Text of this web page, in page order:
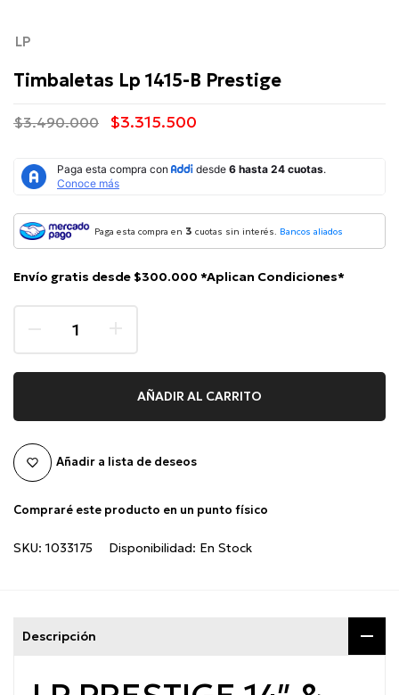
LP
Timbaletas Lp 1415-B Prestige
$3.490.000 $3.315.500
Paga esta compra en 3 cuotas sin interés. Bancos aliados
Envío gratis desde $300.000 *Aplican Condiciones*
AÑADIR AL CARRITO
Añadir a lista de deseos
Compraré este producto en un punto físico
SKU: 1033175 Disponibilidad: En Stock
Descripción